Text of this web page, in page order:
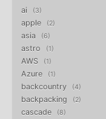
ai 3
apple 2
asia 6
astro 1
AWS 1
Azure 1
backcountry 4
backpacking 2
cascade 8